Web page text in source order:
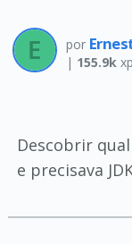
por
| 155.9k
Descobrir
e precisava